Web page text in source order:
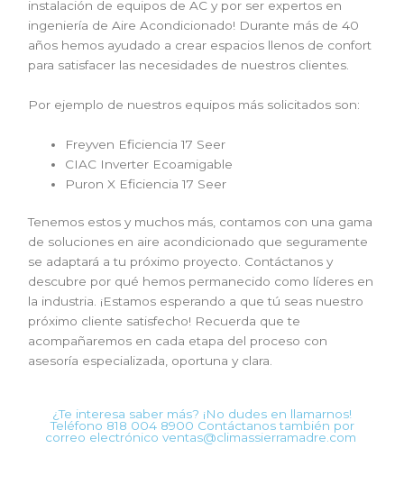
instalación de equipos de AC y por ser expertos en
ingeniería de Aire Acondicionado! Durante más de 40
años hemos ayudado a crear espacios llenos de confort
para satisfacer las necesidades de nuestros clientes.
Por ejemplo de nuestros equipos más solicitados son:
Freyven Eficiencia 17 Seer
CIAC Inverter Ecoamigable
Puron X Eficiencia 17 Seer
Tenemos estos y muchos más, contamos con una gama
de soluciones en aire acondicionado que seguramente
se adaptará a tu próximo proyecto. Contáctanos y
descubre por qué hemos permanecido como líderes en
la industria. ¡Estamos esperando a que tú seas nuestro
próximo cliente satisfecho! Recuerda que te
acompañaremos en cada etapa del proceso con
asesoría especializada, oportuna y clara.
¿Te interesa saber más? ¡No dudes en llamarnos!
Teléfono 818 004 8900 Contáctanos también por
correo electrónico ventas@climassierramadre.com